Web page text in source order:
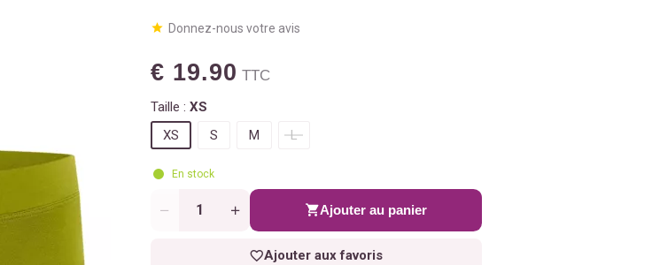
Donnez-nous votre avis
€ 19.90 TTC
Taille : XS
XS
S M L
En stock
Quantité Ajouter au panier
Ajouter aux favoris